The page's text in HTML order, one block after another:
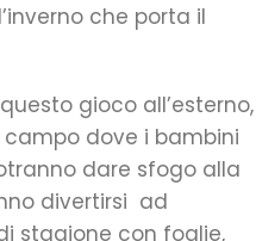
che porta il
gioco all’esterno,
dove i bambini
dare sfogo alla
divertirsi ad
stagione con foglie,